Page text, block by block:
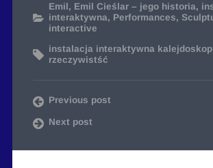
Emil, Emil Cieślar – jego historia,
interaktywna, Performances,
interactive
instalacja interaktywna kalejdoskop
rzeczywistść
Previous post
Next post